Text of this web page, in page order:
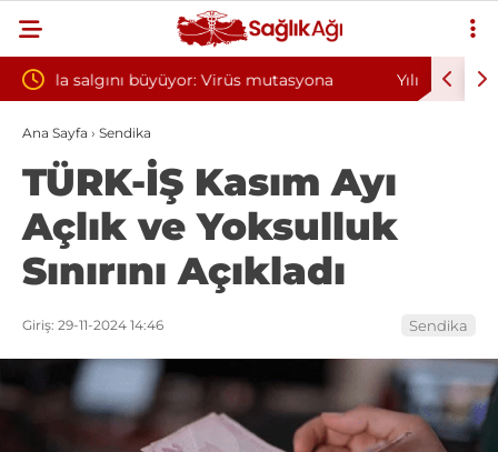
Yılın ilk 6 ayında 10 bini aşkın hasta hiperbarik
oksijen tedavisinden yararlandı
Ana Sayfa › Sendika
TÜRK-İŞ Kasım Ayı
Açlık ve Yoksulluk
Sınırını Açıkladı
Giriş: 29-11-2024 14:46 Sendika